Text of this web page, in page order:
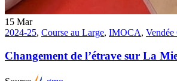
15 Mar
2024-25, Course au Large, IMOCA, Vendée
Changement de l’étrave sur La